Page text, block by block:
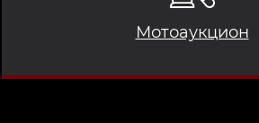
Мотоаукцион